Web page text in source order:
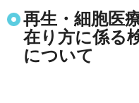
再生・細胞医
在り方に係る
について